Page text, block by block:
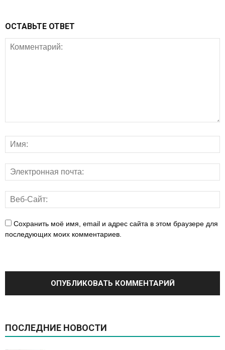
ОСТАВЬТЕ ОТВЕТ
Сохранить моё имя, email и адрес сайта в этом браузере для
последующих моих комментариев.
ПОСЛЕДНИЕ НОВОСТИ